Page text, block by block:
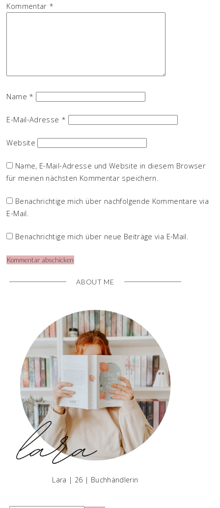
Kommentar *
Name *
E-Mail-Adresse *
Website
Name, E-Mail-Adresse und Website in diesem Browser
für meinen nächsten Kommentar speichern.
Benachrichtige mich über nachfolgende Kommentare via
E-Mail.
Benachrichtige mich über neue Beiträge via E-Mail.
ABOUT ME
Lara | 26 | Buchhändlerin